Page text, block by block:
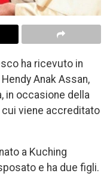
ha ricevuto in
Anak Assan,
in occasione della
viene accreditato
a Kuching
e ha due figli.